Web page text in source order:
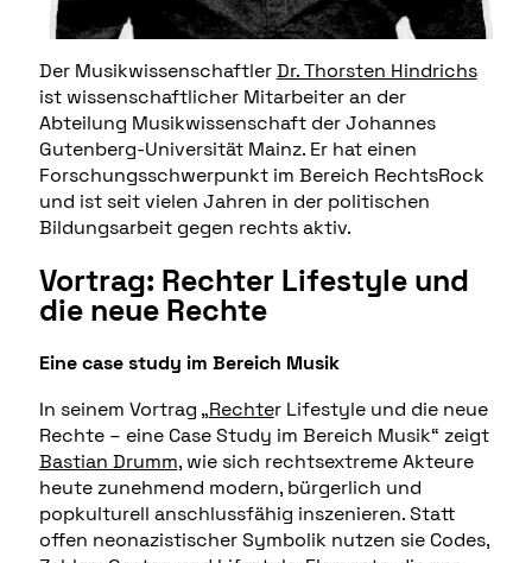
Der MusikwissenschaftlerDr. Thorsten Hindrichs
ist wissenschaftlicher Mitarbeiter an der
Abteilung Musikwissenschaft der Johannes
Gutenberg-Universität Mainz. Er hat einen
Forschungsschwerpunkt im Bereich RechtsRock
und ist seit vielen Jahren in der politischen
Bildungsarbeit gegen rechts aktiv.
Vortrag: Rechter Lifestyle und
die neue Rechte
Eine case study im Bereich Musik
In seinem Vortrag „Rechter Lifestyle und die neue
Rechte – eine Case Study im Bereich Musik“ zeigt
Bastian Drumm, wie sich rechtsextreme Akteure
heute zunehmend modern, bürgerlich und
popkulturell anschlussfähig inszenieren. Statt
offen neonazistischer Symbolik nutzen sie Codes,